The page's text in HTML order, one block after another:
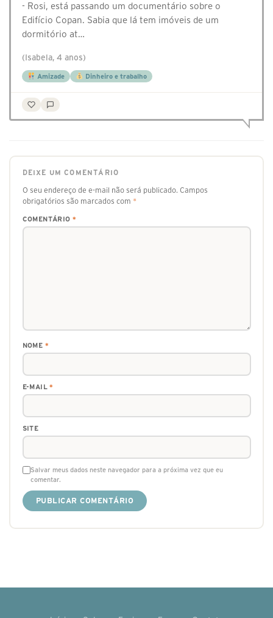
- Rosi, está passando um documentário sobre o
Edifício Copan. Sabia que lá tem imóveis de um
dormitório at…
(Isabela, 4 anos)
Amizade Dinheiro e trabalho
DEIXE UM COMENTÁRIO
O seu endereço de e-mail não será publicado. Campos
obrigatórios são marcados com *
COMENTÁRIO *
NOME *
E-MAIL*
SITE
Salvar meus dados neste navegador para a próxima vez que eu
comentar.